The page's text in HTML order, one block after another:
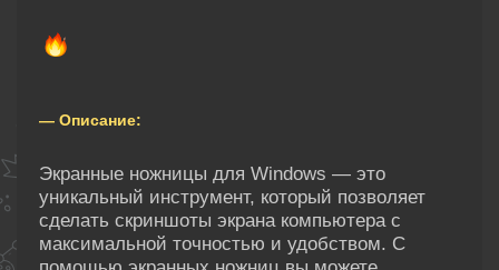
— Описание:
Экранные ножницы для Windows — это
уникальный инструмент, который позволяет
сделать скриншоты экрана компьютера с
максимальной точностью и удобством. С